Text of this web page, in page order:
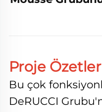
Proje
Bu çok
DeRUCCI